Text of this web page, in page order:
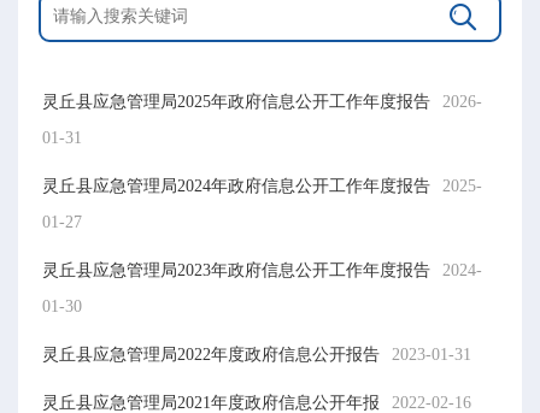

灵丘县应急管理局2025年政府信息公开工作年度报告
2026-
01-31
灵丘县应急管理局2024年政府信息公开工作年度报告
2025-
01-27
灵丘县应急管理局2023年政府信息公开工作年度报告
2024-
01-30
灵丘县应急管理局2022年度政府信息公开报告 2023-01-31
灵丘县应急管理局2021年度政府信息公开年报 2022-02-16